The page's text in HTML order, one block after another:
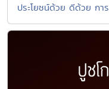
ประโยชน์ด้วย ดีด้วย กา